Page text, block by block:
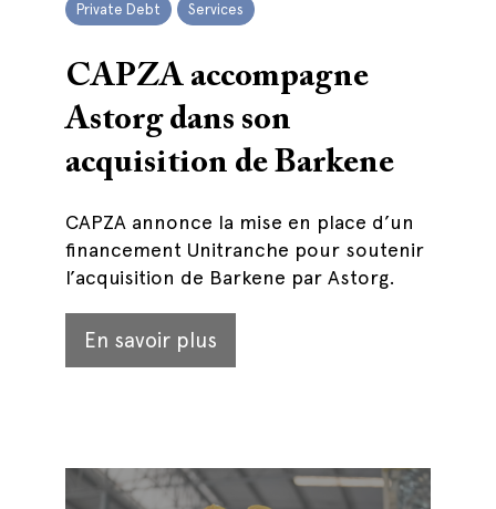
Private Debt Services
CAPZA accompagne
Astorg dans son
acquisition de Barkene
CAPZA annonce la mise en place d’un
financement Unitranche pour soutenir
l’acquisition de Barkene par Astorg.
En savoir plus